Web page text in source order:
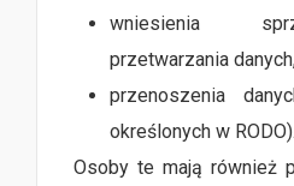
wniesienia
przetwarzania
przenoszenia
określonych w RODO).
Osoby te mają również